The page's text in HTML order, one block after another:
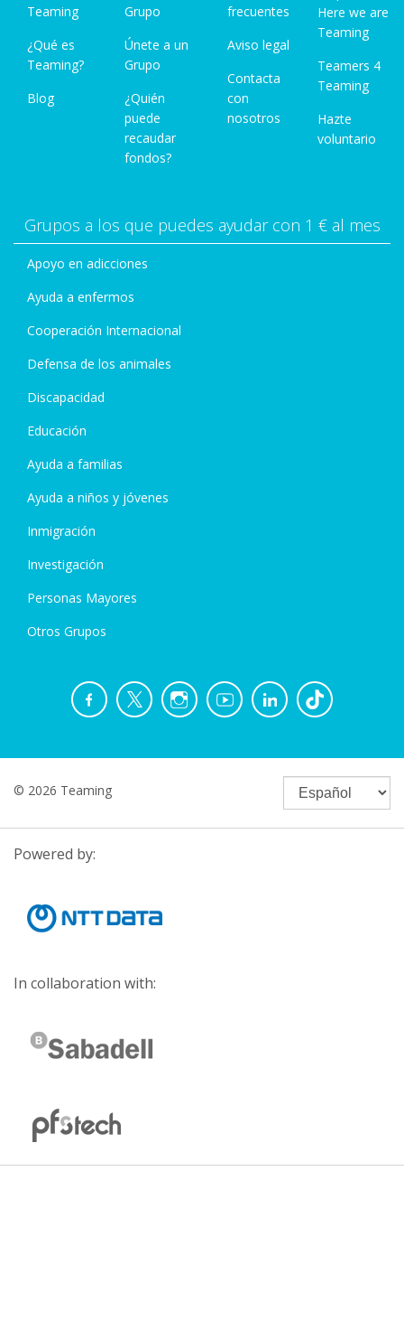
Teaming
¿Qué es
Teaming?
Blog
Grupo
Únete a un
Grupo
¿Quién
puede
recaudar
fondos?
frecuentes
Aviso legal
Contacta
con
nosotros
Here we are
Teaming
Teamers 4
Teaming
Hazte
voluntario
Grupos a los que puedes ayudar con 1 € al mes
Apoyo en adicciones
Ayuda a enfermos
Cooperación Internacional
Defensa de los animales
Discapacidad
Educación
Ayuda a familias
Ayuda a niños y jóvenes
Inmigración
Investigación
Personas Mayores
Otros Grupos
© 2026 Teaming
Powered by:
In collaboration with: